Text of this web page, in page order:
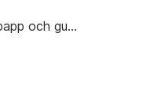
och gummi